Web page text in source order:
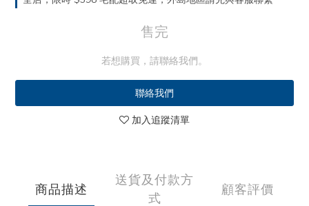
售完
若想購買，請聯絡我們。
聯絡我們
加入追蹤清單
商品描述
送貨及付款方
式
顧客評價